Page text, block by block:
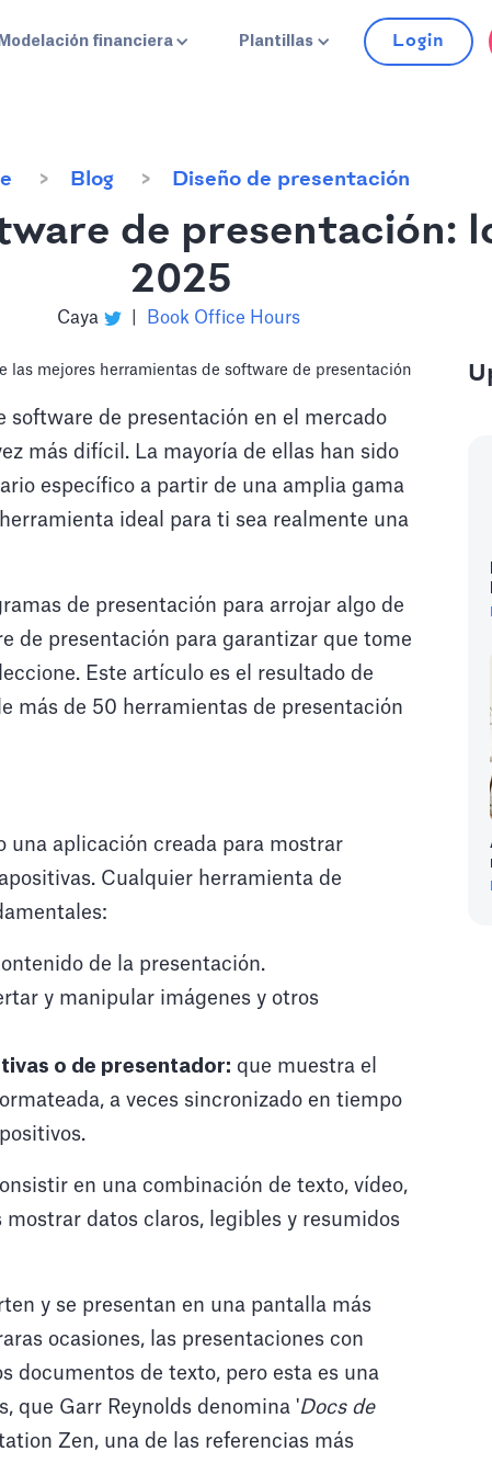
Modelación financiera Plantillas Login
Blog Diseño de presentación
de presentación:
2025
Caya Book Office Hours
de presentación en el mercado
más difícil. La mayoría de ellas han sido
específico a partir de una amplia gama
ideal para ti sea realmente una
de presentación para arrojar algo de
de presentación para garantizar que tome
Este artículo es el resultado de
más de 50 herramientas de presentación
una aplicación creada para mostrar
Cualquier herramienta de
de la presentación.
y manipular imágenes y otros
o de presentador: que muestra el
a veces sincronizado en tiempo
en una combinación de texto, vídeo,
datos claros, legibles y resumidos
y se presentan en una pantalla más
ocasiones, las presentaciones con
documentos de texto, pero esta es una
que Garr Reynolds denomina 'Docs de
Zen, una de las referencias más